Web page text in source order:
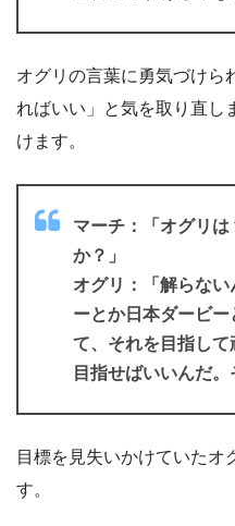
オグリの言葉に勇気づけら
ればいい」と気を取り直し
けます。
マーチ：「オグリ
か？」
オグリ：「解らな
ーとか日本ダービ
て、それを目指し
目指せばいいんだ。
目標を見失いかけていたオ
す。